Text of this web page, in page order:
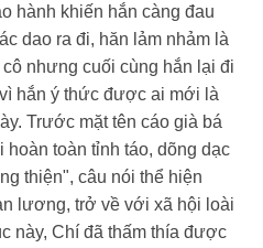
hành khiến hắn càng đau
dao ra đi, hăn lảm nhảm là
nhưng cuối cùng hắn lại đi
hắn ý thức được ai mới là
Trước mặt tên cáo già bá
toàn tỉnh táo, dõng dạc
thiện", câu nói thể hiện
lương, trở về với xã hội loài
này, Chí đã thấm thía được